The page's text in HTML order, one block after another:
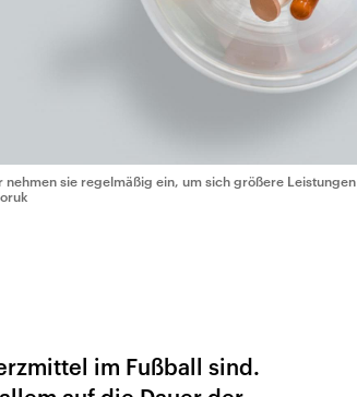
sie regelmäßig ein, um sich größere Leistungen
im Fußball sind.